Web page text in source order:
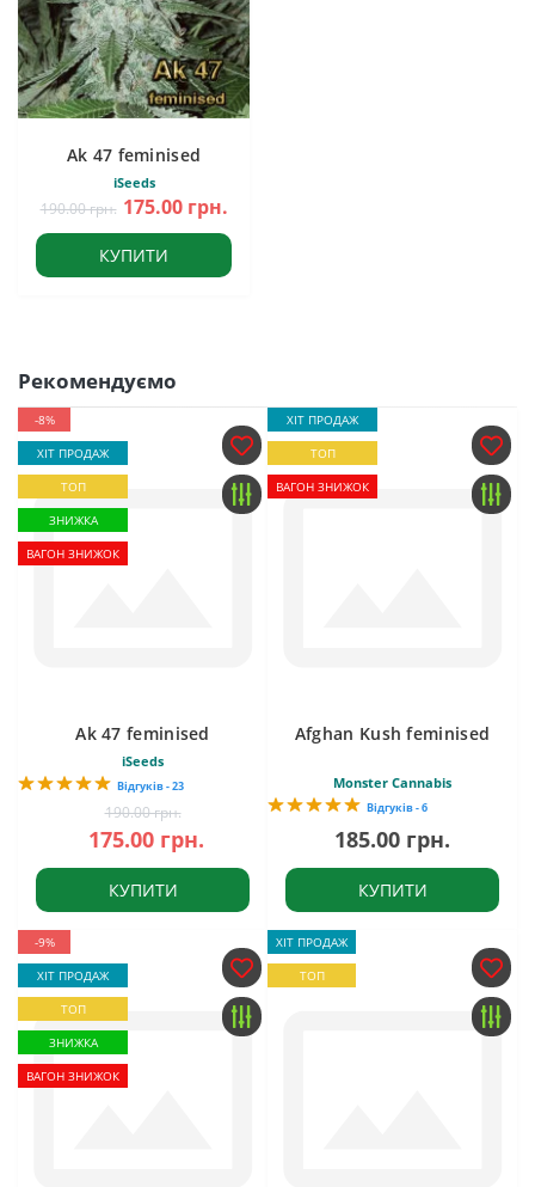
Ak 47 feminised
iSeeds
190.00 грн. 175.00 грн.
КУПИТИ
Рекомендуємо
-8%
ХІТ ПРОДАЖ
ТОП
ЗНИЖКА
ВАГОН ЗНИЖОК
Ak 47 feminised
iSeeds
Відгуків - 23
190.00 грн.
175.00 грн.
КУПИТИ
ХІТ ПРОДАЖ
ТОП
ВАГОН ЗНИЖОК
Afghan Kush feminised
Monster Cannabis
Відгуків - 6
185.00 грн.
КУПИТИ
-9%
ХІТ ПРОДАЖ
ТОП
ЗНИЖКА
ВАГОН ЗНИЖОК
ХІТ ПРОДАЖ
ТОП